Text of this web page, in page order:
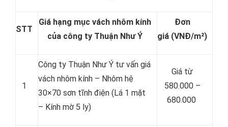
STT
Giá hạng mục vách nhôm kính
của công ty Thuận Như Ý
Đơn
giá (VNĐ/m²)
1
Công ty Thuận Như Ý tư vấn giá
vách nhôm kính – Nhôm hệ
30×70 sơn tĩnh điện (Lá 1 mặt
– Kính mờ 5 ly)
Giá từ
580.000 –
680.000